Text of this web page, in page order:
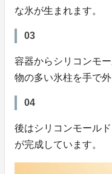
な氷が生まれます。
03
容器からシリコンモ
物の多い氷柱を手で外
04
後はシリコンモール
が完成しています。